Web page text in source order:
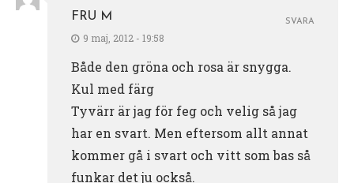
FRU M
9 maj, 2012 - 19:58
Både den gröna och rosa är snygga.
Kul med färg
Tyvärr är jag för feg och velig så jag
har en svart. Men eftersom allt annat
kommer gå i svart och vitt som bas så
funkar det ju också.
SVARA